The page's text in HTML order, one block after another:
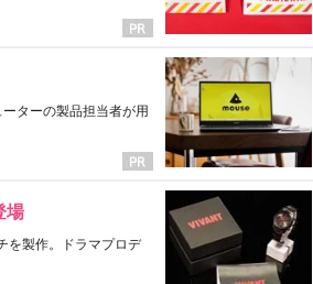
ターの製品担当者が用
場
を製作。ドラマプロデ